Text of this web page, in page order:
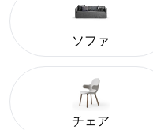
ソファ
チェア